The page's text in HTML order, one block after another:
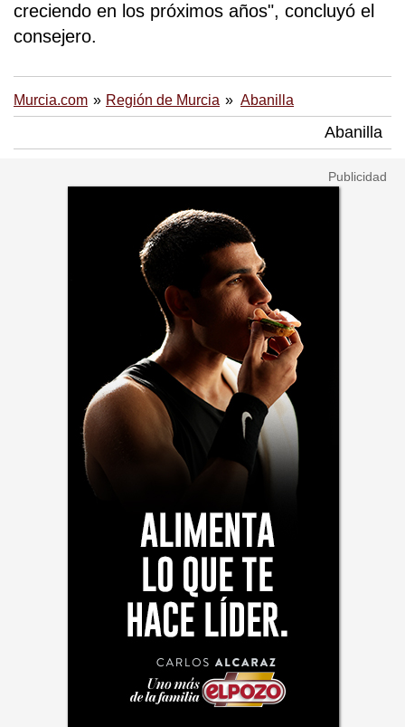
creciendo en los próximos años", concluyó el
consejero.
Murcia.com Región de Murcia Abanilla
Abanilla